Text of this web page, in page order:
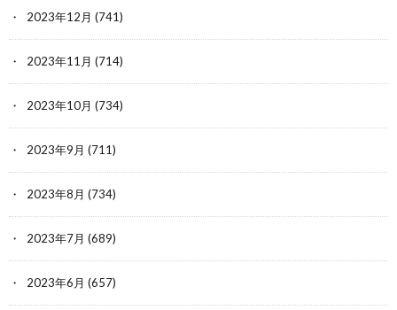
2023年12月 (741)
2023年11月 (714)
2023年10月 (734)
2023年9月 (711)
2023年8月 (734)
2023年7月 (689)
2023年6月 (657)